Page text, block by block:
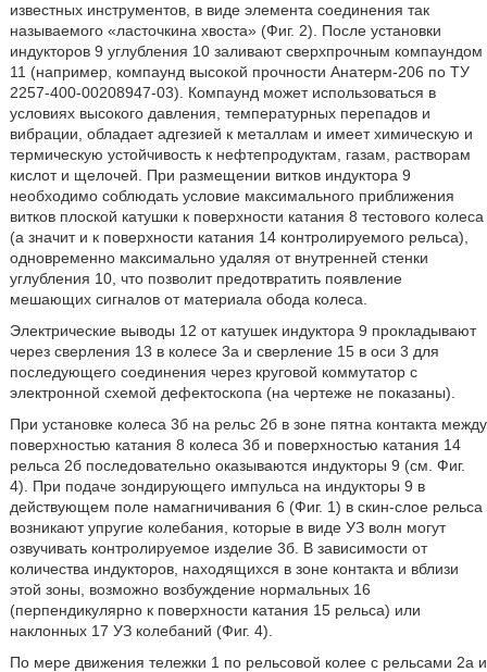
известных инструментов, в виде элемента соединения так
называемого «ласточкина хвоста» (Фиг. 2). После установки
индукторов 9 углубления 10 заливают сверхпрочным компаундом
11 (например, компаунд высокой прочности Анатерм-206 по ТУ
2257-400-00208947-03). Компаунд может использоваться в
условиях высокого давления, температурных перепадов и
вибрации, обладает адгезией к металлам и имеет химическую и
термическую устойчивость к нефтепродуктам, газам, растворам
кислот и щелочей. При размещении витков индуктора 9
необходимо соблюдать условие максимального приближения
витков плоской катушки к поверхности катания 8 тестового колеса
(а значит и к поверхности катания 14 контролируемого рельса),
одновременно максимально удаляя от внутренней стенки
углубления 10, что позволит предотвратить появление
мешающих сигналов от материала обода колеса.
Электрические выводы 12 от катушек индуктора 9 прокладывают
через сверления 13 в колесе 3а и сверление 15 в оси 3 для
последующего соединения через круговой коммутатор с
электронной схемой дефектоскопа (на чертеже не показаны).
При установке колеса 3б на рельс 2б в зоне пятна контакта между
поверхностью катания 8 колеса 3б и поверхностью катания 14
рельса 2б последовательно оказываются индукторы 9 (см. Фиг.
4). При подаче зондирующего импульса на индукторы 9 в
действующем поле намагничивания 6 (Фиг. 1) в скин-слое рельса
возникают упругие колебания, которые в виде УЗ волн могут
озвучивать контролируемое изделие 3б. В зависимости от
количества индукторов, находящихся в зоне контакта и вблизи
этой зоны, возможно возбуждение нормальных 16
(перпендикулярно к поверхности катания 15 рельса) или
наклонных 17 УЗ колебаний (Фиг. 4).
По мере движения тележки 1 по рельсовой колее с рельсами 2а и